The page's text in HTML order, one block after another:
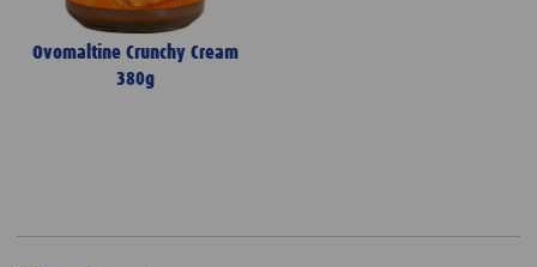
Ovomaltine Crunchy Cream
380g